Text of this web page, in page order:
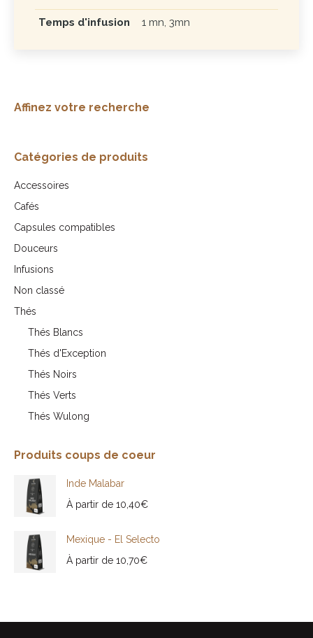
Temps d'infusion 1 mn, 3mn
Affinez votre recherche
Catégories de produits
Accessoires
Cafés
Capsules compatibles
Douceurs
Infusions
Non classé
Thés
Thés Blancs
Thés d'Exception
Thés Noirs
Thés Verts
Thés Wulong
Produits coups de coeur
Inde Malabar
À partir de 10,40€
Mexique - El Selecto
À partir de 10,70€